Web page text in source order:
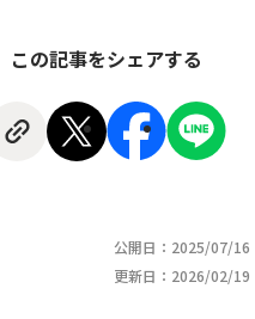
この記事をシェアする
公開日：2025/07/16
更新日：2026/02/19